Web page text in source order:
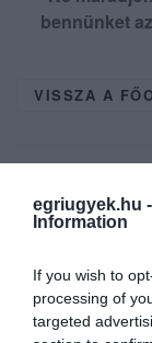
egriugyek.hu -
Information
If you wish to
processing of
targeted
bennünket
VISSZA A